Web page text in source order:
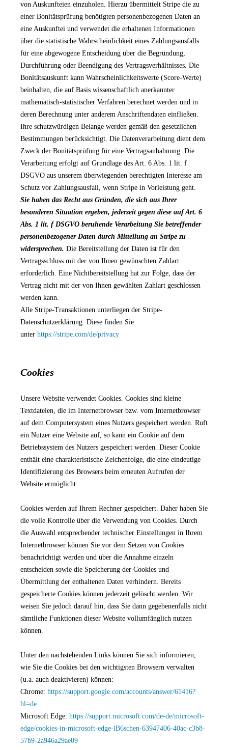
von Auskunfteien einzuholen. Hierzu übermittelt Stripe die zu
einer Bonitätsprüfung benötigten personenbezogenen Daten an
eine Auskunftei und verwendet die erhaltenen Informationen
über die statistische Wahrscheinlichkeit eines Zahlungsausfalls
für eine abgewogene Entscheidung über die Begründung,
Durchführung oder Beendigung des Vertragsverhältnisses. Die
Bonitätsauskunft kann Wahrscheinlichkeitswerte (Score-Werte)
beinhalten, die auf Basis wissenschaftlich anerkannter
mathematisch-statistischer Verfahren berechnet werden und in
deren Berechnung unter anderem Anschriftendaten einfließen.
Ihre schutzwürdigen Belange werden gemäß den gesetzlichen
Bestimmungen berücksichtigt. Die Datenverarbeitung dient dem
Zweck der Bonitätsprüfung für eine Vertragsanbahnung. Die
Verarbeitung erfolgt auf Grundlage des Art. 6 Abs. 1 lit. f
DSGVO aus unserem überwiegenden berechtigten Interesse am
Schutz vor Zahlungsausfall, wenn Stripe in Vorleistung geht.
Sie haben das Recht aus Gründen, die sich aus Ihrer
besonderen Situation ergeben, jederzeit gegen diese auf Art. 6
Abs. 1 lit. f DSGVO beruhende Verarbeitung Sie betreffender
personenbezogener Daten durch Mitteilung an Stripe zu
widersprechen. Die Bereitstellung der Daten ist für den
Vertragsschluss mit der von Ihnen gewünschten Zahlart
erforderlich. Eine Nichtbereitstellung hat zur Folge, dass der
Vertrag nicht mit der von Ihnen gewählten Zahlart geschlossen
werden kann.
Alle Stripe-Transaktionen unterliegen der Stripe-
Datenschutzerklärung. Diese finden Sie
unter https://stripe.com/de/privacy
Cookies
Unsere Website verwendet Cookies. Cookies sind kleine
Textdateien, die im Internetbrowser bzw. vom Internetbrowser
auf dem Computersystem eines Nutzers gespeichert werden. Ruft
ein Nutzer eine Website auf, so kann ein Cookie auf dem
Betriebssystem des Nutzers gespeichert werden. Dieser Cookie
enthält eine charakteristische Zeichenfolge, die eine eindeutige
Identifizierung des Browsers beim erneuten Aufrufen der
Website ermöglicht.
Cookies werden auf Ihrem Rechner gespeichert. Daher haben Sie
die volle Kontrolle über die Verwendung von Cookies. Durch
die Auswahl entsprechender technischer Einstellungen in Ihrem
Internetbrowser können Sie vor dem Setzen von Cookies
benachrichtigt werden und über die Annahme einzeln
entscheiden sowie die Speicherung der Cookies und
Übermittlung der enthaltenen Daten verhindern. Bereits
gespeicherte Cookies können jederzeit gelöscht werden. Wir
weisen Sie jedoch darauf hin, dass Sie dann gegebenenfalls nicht
sämtliche Funktionen dieser Website vollumfänglich nutzen
können.
Unter den nachstehenden Links können Sie sich informieren,
wie Sie die Cookies bei den wichtigsten Browsern verwalten
(u.a. auch deaktivieren) können:
Chrome: https://support.google.com/accounts/answer/61416?
hl=de
Microsoft Edge: https://support.microsoft.com/de-de/microsoft-
edge/cookies-in-microsoft-edge-lB6schen-63947406-40ac-c3b8-
57b9-2a946a29ae09